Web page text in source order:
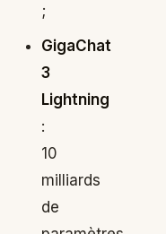
;
GigaChat
3
Lightning
:
10
milliards
de